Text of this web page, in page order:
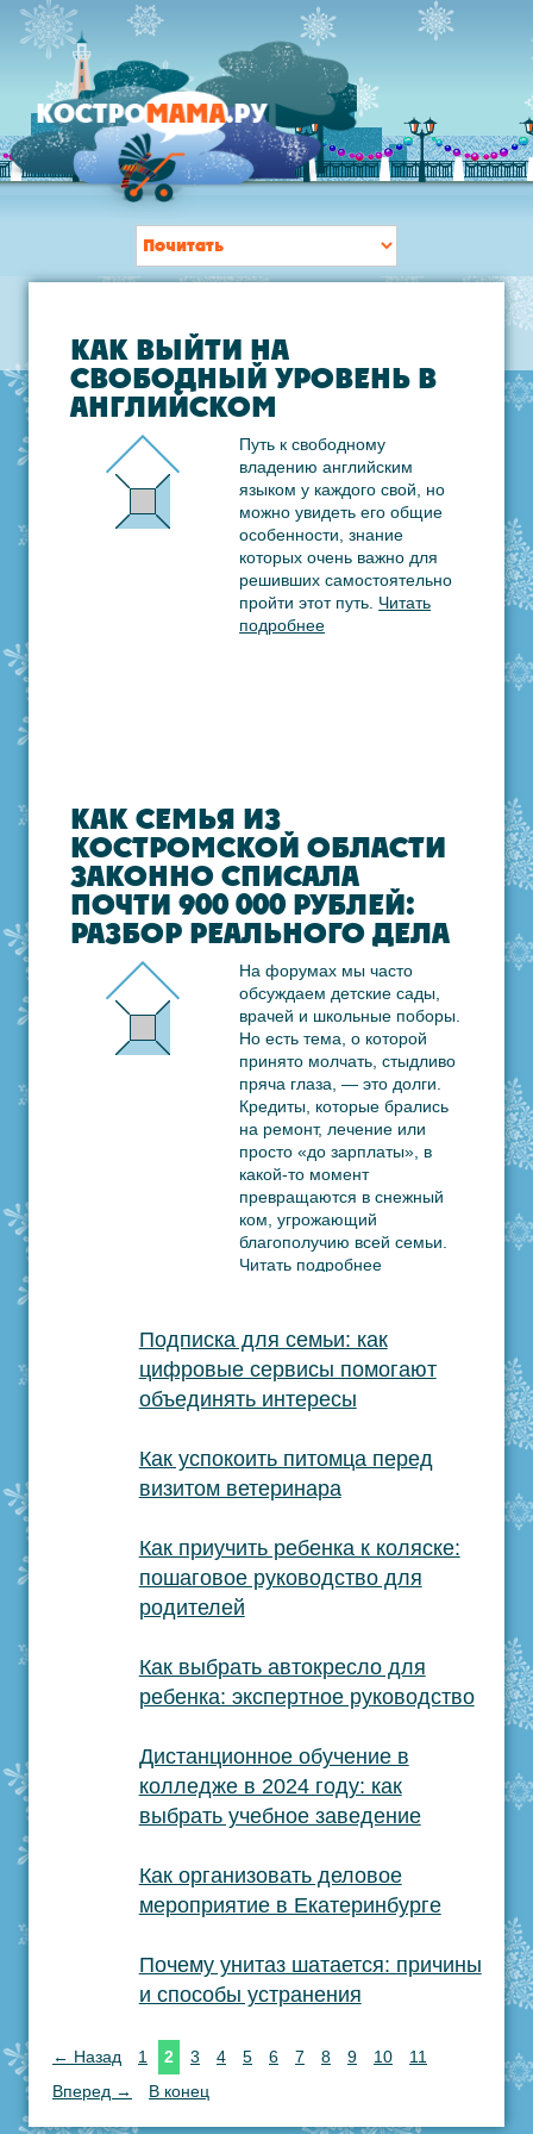
КАК ВЫЙТИ НА
СВОБОДНЫЙ УРОВЕНЬ В
АНГЛИЙСКОМ
Путь к свободному
владению английским
языком у каждого свой, но
можно увидеть его общие
особенности, знание
которых очень важно для
решивших самостоятельно
пройти этот путь. Читать
подробнее
КАК СЕМЬЯ ИЗ
КОСТРОМСКОЙ ОБЛАСТИ
ЗАКОННО СПИСАЛА
ПОЧТИ 900 000 РУБЛЕЙ:
РАЗБОР РЕАЛЬНОГО ДЕЛА
На форумах мы часто
обсуждаем детские сады,
врачей и школьные поборы.
Но есть тема, о которой
принято молчать, стыдливо
пряча глаза, — это долги.
Кредиты, которые брались
на ремонт, лечение или
просто «до зарплаты», в
какой-то момент
превращаются в снежный
ком, угрожающий
благополучию всей семьи.
Читать подробнее
Подписка для семьи: как
цифровые сервисы помогают
объединять интересы
Как успокоить питомца перед
визитом ветеринара
Как приучить ребенка к коляске:
пошаговое руководство для
родителей
Как выбрать автокресло для
ребенка: экспертное руководство
Дистанционное обучение в
колледже в 2024 году: как
выбрать учебное заведение
Как организовать деловое
мероприятие в Екатеринбурге
Почему унитаз шатается: причины
и способы устранения
← Назад 1 2 3 4 5 6 7 8 9 10
11
Вперед →
В конец